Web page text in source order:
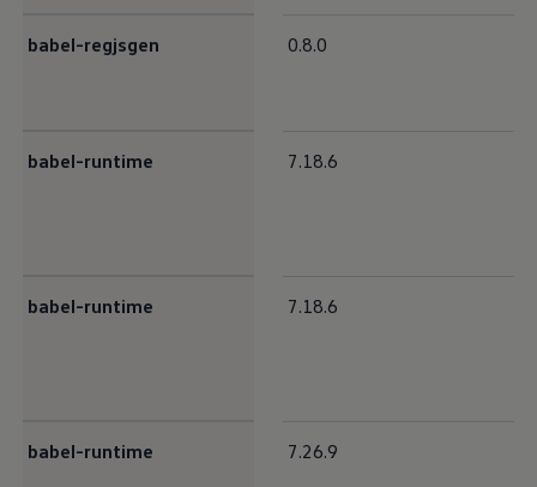
babel-regjsgen 0.8.0
babel-runtime 7.18.6
babel-runtime 7.18.6
babel-runtime 7.26.9